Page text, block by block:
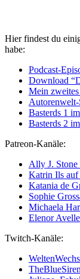
Hier findest du
habe:
Podcast-
Download
Mein
Basterds 1
Basterds 2
Patreon-Kanäle:
Ally J. Stone
Katrin Ils auf
Katania de
Sophie
Michaela
Elenor
Twitch-Kanäle: